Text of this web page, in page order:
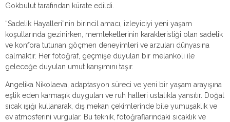
Gokbulut tarafından kürate edildi.
“Sadelik Hayalleri”nin birincil amacı, izleyiciyi yeni yaşam
koşullarında gezinirken, memleketlerinin karakteristiği olan sadelik
ve konfora tutunan göçmen deneyimleri ve arzuları dünyasına
dalmaktır. Her fotoğraf, geçmişe duyulan bir melankoli ile
geleceğe duyulan umut karışımını taşır.
Angelika Nikolaeva, adaptasyon süreci ve yeni bir yaşam arayışına
eşlik eden karmaşık duyguları ve ruh halleri ustalıkla yansıtır. Doğal
sıcak ışığı kullanarak, dış mekan çekimlerinde bile yumuşaklık ve
ev atmosferini vurgular. Bu teknik, fotoğraflarındaki sıcaklık ve